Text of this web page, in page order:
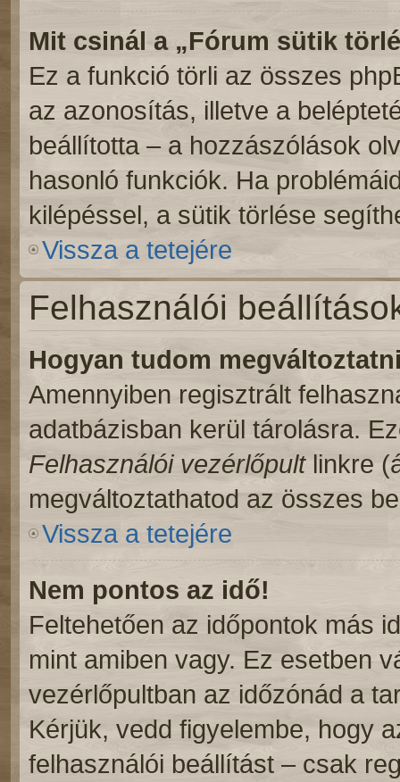
Mit csinál a „Fórum sütik
Ez a funkció törli az összes
az azonosítás, illetve a
beállította – a hozzászólások
hasonló funkciók. Ha
kilépéssel, a sütik törlése
Vissza a tetejére
Felhasználói
Hogyan tudom
Amennyiben regisztrált
adatbázisban kerül tárolásra.
Felhasználói vezérlőpultlinkre
megváltoztathatod az összes
Vissza a tetejére
Nem pontos az idő!
Feltehetően az időpontok más
mint amiben vagy. Ez esetben
vezérlőpultban az időzónád a
Kérjük, vedd figyelembe, hogy
felhasználói beállítást – csak